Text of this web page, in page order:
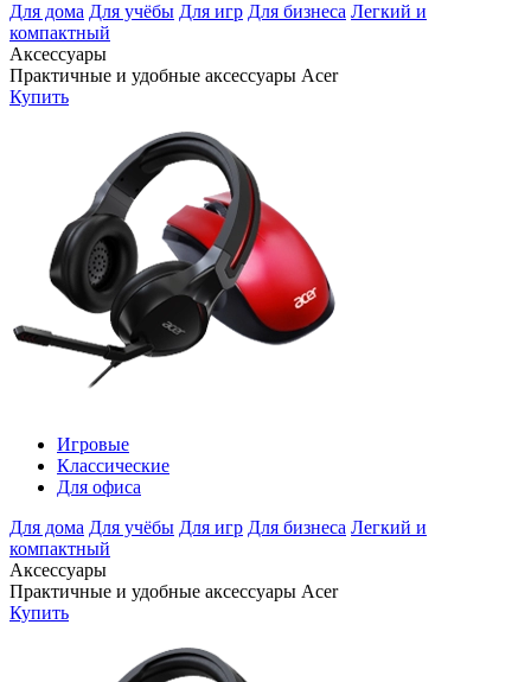
Для дома Для учёбы Для игр Для бизнеса Легкий и
компактный
Аксессуары
Практичные и удобные аксессуары Acer
Купить
Игровые
Классические
Для офиса
Для дома Для учёбы Для игр Для бизнеса Легкий и
компактный
Аксессуары
Практичные и удобные аксессуары Acer
Купить